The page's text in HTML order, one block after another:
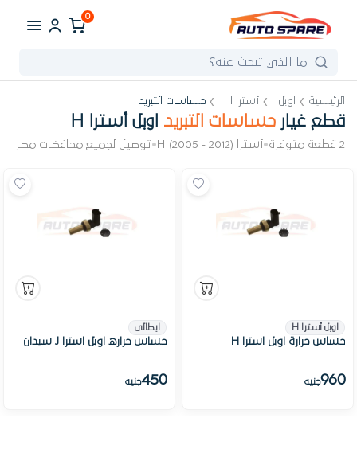
0
الرئيسية اوبل أسترا H حساسات التبريد
قطع غيار حساسات التبريد اوبل أسترا H
2 قطعة متوفرة •أسترا H (2005 - 2012) •توصيل لجميع محافظات مصر
اوبل أسترا H
حساس حرارة اوبل استرا H
960جنيه
ايطالى
حساس حراره اوبل استرا J سيدان
450جنيه